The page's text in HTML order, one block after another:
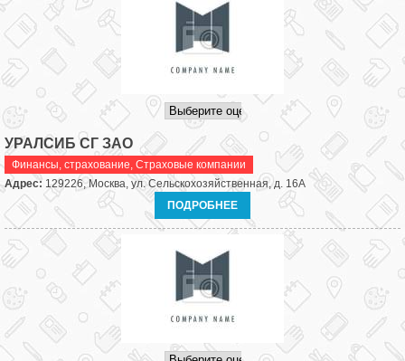
УРАЛСИБ СГ ЗАО
Финансы, страхование, Страховые компании
Адрес: 129226, Москва, ул. Сельскохозяйственная, д. 16А
ПОДРОБНЕЕ